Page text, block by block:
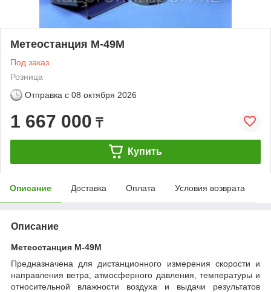
Метеостанция М-49М
Под заказ
Розница
Отправка с 08 октября 2026
1 667 000 ₸
Купить
Описание Доставка Оплата Условия возврата
Описание
Метеостанция М-49М
Предназначена для дистанционного измерения скорости и
направления ветра, атмосферного давления, температуры и
относительной влажности воздуха и выдачи результатов